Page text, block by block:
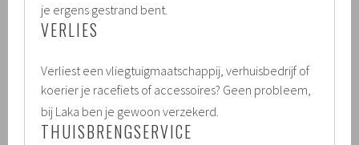
je ergens gestrand bent.
VERLIES
Verliest een vliegtuigmaatschappij, verhuisbedrijf of
koerier je racefiets of accessoires? Geen probleem,
bij Laka ben je gewoon verzekerd.
THUISBRENGSERVICE